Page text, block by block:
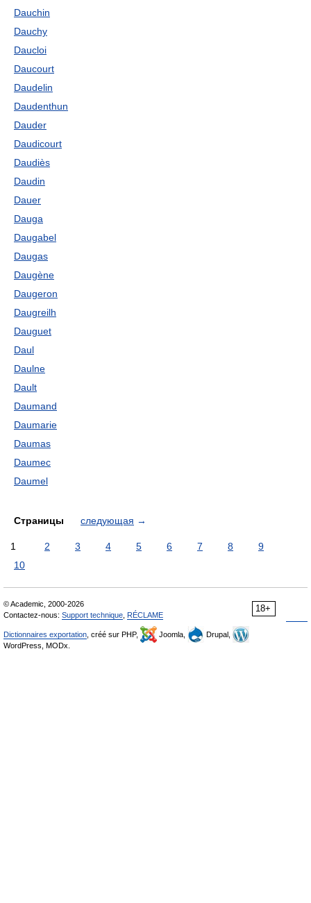
Dauchin
Dauchy
Daucloi
Daucourt
Daudelin
Daudenthun
Dauder
Daudicourt
Daudiès
Daudin
Dauer
Dauga
Daugabel
Daugas
Daugène
Daugeron
Daugreilh
Dauguet
Daul
Daulne
Dault
Daumand
Daumarie
Daumas
Daumec
Daumel
Страницы следующая →
1 2 3 4 5 6 7 8
9
10
18+
© Academic, 2000-2026
Contactez-nous: Support technique RÉCLAME
Dictionnaires exportation , créé sur PHP, Joomla,
Drupal,
WordPress, MODx.